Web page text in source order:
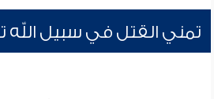
تمني القتل في سبيل الله